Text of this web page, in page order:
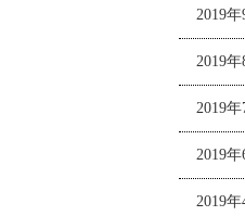
2019年
2019年
2019年
2019年
2019年